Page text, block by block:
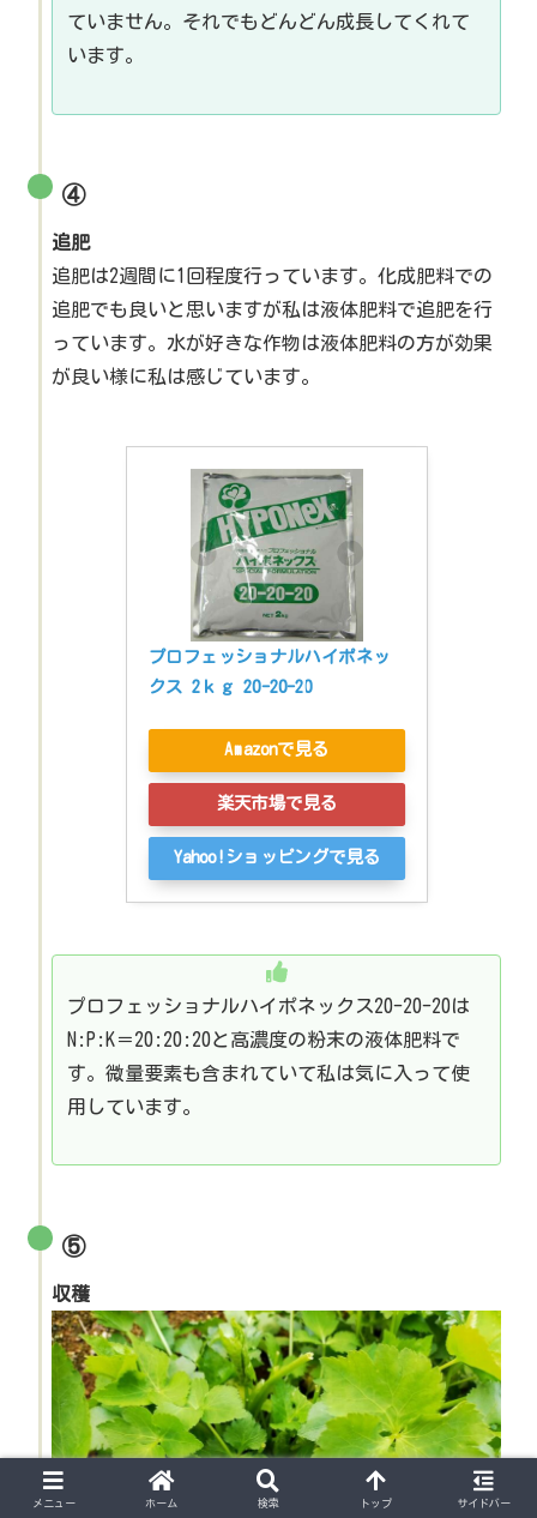
ていません。それでもどんどん成長してくれて
います。
④
追肥
追肥は2週間に1回程度行っています。化成肥料での
追肥でも良いと思いますが私は液体肥料で追肥を行
っています。水が好きな作物は液体肥料の方が効果
が良い様に私は感じています。
プロフェッショナルハイポネッ
クス 2ｋｇ 20-20-20
Amazonで見る
楽天市場で見る
Yahoo!ショッピングで見る
プロフェッショナルハイポネックス20-20-20は
N:P:K＝20:20:20と高濃度の粉末の液体肥料で
す。微量要素も含まれていて私は気に入って使
用しています。
⑤
収穫
メニュー ホーム 検索 トップ サイドバー